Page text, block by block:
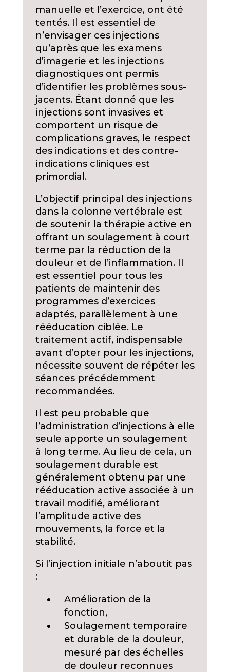
manuelle et l’exercice, ont été
tentés. Il est essentiel de
n’envisager ces injections
qu’après que les examens
d’imagerie et les injections
diagnostiques ont permis
d’identifier les problèmes sous-
jacents. Étant donné que les
injections sont invasives et
comportent un risque de
complications graves, le respect
des indications et des contre-
indications cliniques est
primordial.
L’objectif principal des injections
dans la colonne vertébrale est
de soutenir la thérapie active en
offrant un soulagement à court
terme par la réduction de la
douleur et de l’inflammation. Il
est essentiel pour tous les
patients de maintenir des
programmes d’exercices
adaptés, parallèlement à une
rééducation ciblée. Le
traitement actif, indispensable
avant d’opter pour les injections,
nécessite souvent de répéter les
séances précédemment
recommandées.
Il est peu probable que
l’administration d’injections à elle
seule apporte un soulagement
à long terme. Au lieu de cela, un
soulagement durable est
généralement obtenu par une
rééducation active associée à un
travail modifié, améliorant
l’amplitude active des
mouvements, la force et la
stabilité.
Si l’injection initiale n’aboutit pas
:
Amélioration de la
fonction,
Soulagement temporaire
et durable de la douleur,
mesuré par des échelles
de douleur reconnues